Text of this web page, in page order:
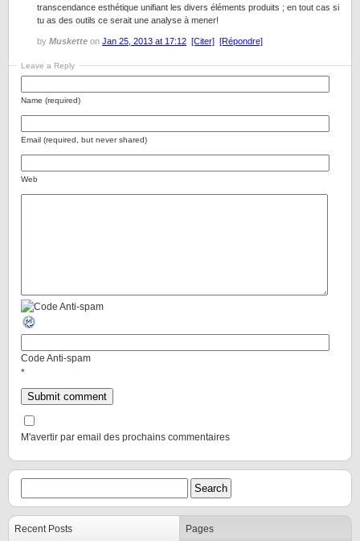
transcendance esthétique unifiant les divers éléments produits ; en tout cas si
tu as des outils ce serait une analyse à mener!
by Muskette on Jan 25, 2013 at 17:12 [Citer] [Répondre]
Leave a Reply
Name (required)
Email (required, but never shared)
Web
Code Anti-spam
*
M'avertir par email des prochains commentaires
Recent Posts Pages